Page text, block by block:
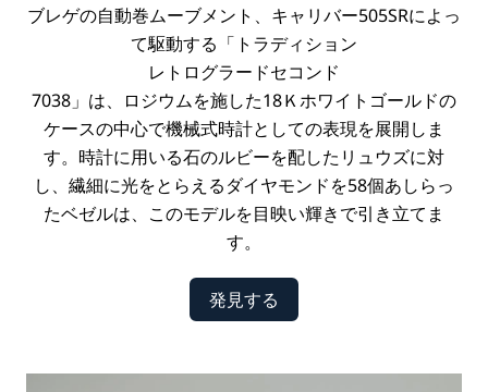
ブレゲの自動巻ムーブメント、キャリバー505SRによっ
て駆動する「トラディション
レトログラードセコンド
7038」は、ロジウムを施した18Ｋホワイトゴールドの
ケースの中心で機械式時計としての表現を展開しま
す。時計に用いる石のルビーを配したリュウズに対
し、繊細に光をとらえるダイヤモンドを58個あしらっ
たベゼルは、このモデルを目映い輝きで引き立てま
す。
発見する